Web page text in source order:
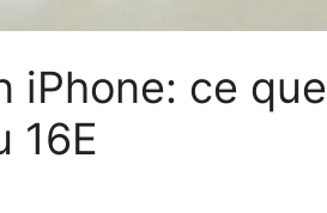
iPhone: ce que
16E